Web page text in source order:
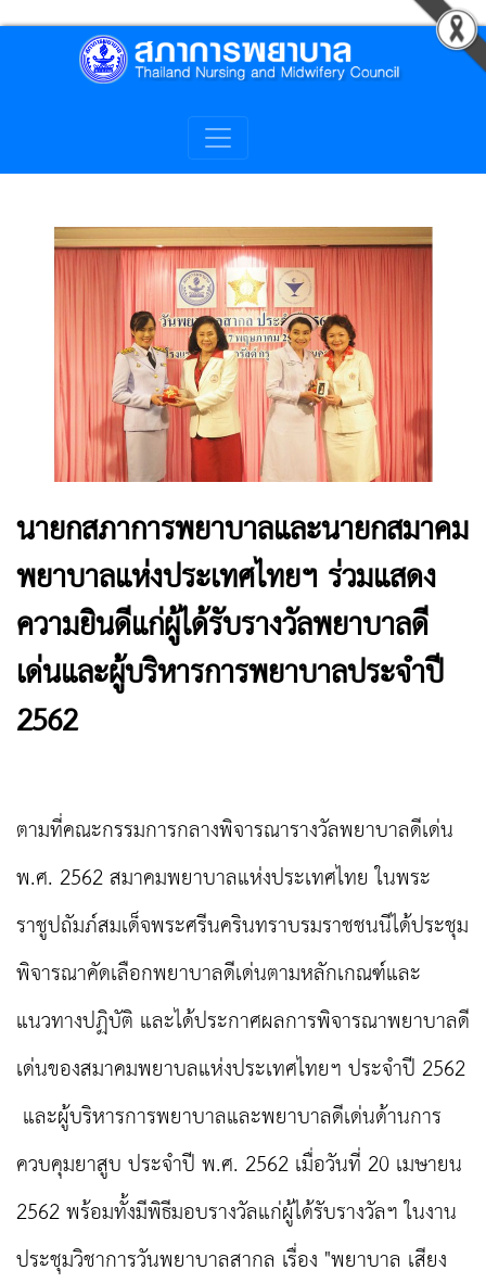
นายกสภาการพยาบาลและนายกสมาคม
พยาบาลแห่งประเทศไทยฯ ร่วมแสดง
ความยินดีแก่ผู้ได้รับรางวัลพยาบาลดี
เด่นและผู้บริหารการพยาบาลประจำปี
2562
ตามที่คณะกรรมการกลางพิจารณารางวัลพยาบาลดีเด่น
พ.ศ. 2562 สมาคมพยาบาลแห่งประเทศไทย ในพระ
ราชูปถัมภ์สมเด็จพระศรีนครินทราบรมราชชนนีได้ประชุม
พิจารณาคัดเลือกพยาบาลดีเด่นตามหลักเกณฑ์และ
แนวทางปฏิบัติ และได้ประกาศผลการพิจารณาพยาบาลดี
เด่นของสมาคมพยาบลแห่งประเทศไทยฯ ประจำปี 2562
และผู้บริหารการพยาบาลและพยาบาลดีเด่นด้านการ
ควบคุมยาสูบ ประจำปี พ.ศ. 2562 เมื่อวันที่ 20 เมษายน
2562 พร้อมทั้งมีพิธีมอบรางวัลแก่ผู้ได้รับรางวัลฯ ในงาน
ประชุมวิชาการวันพยาบาลสากล เรื่อง "พยาบาล เสียง